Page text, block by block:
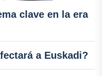
clave en la era
a Euskadi?